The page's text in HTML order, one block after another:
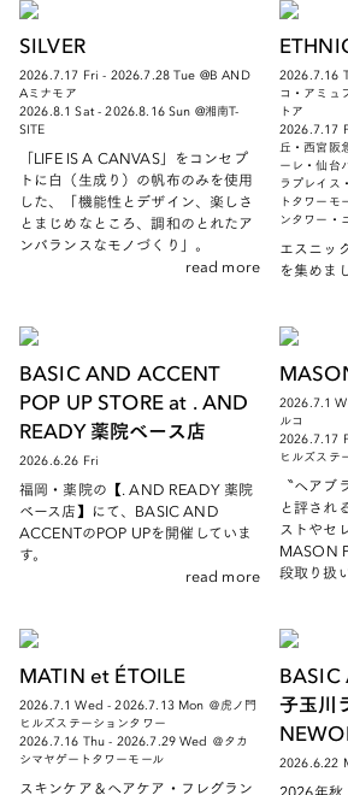
SILVER
2026.7.17 Fri - 2026.7.28 Tue @B AND
Aミナモア
2026.8.1 Sat - 2026.8.16 Sun @湘南T-
SITE
「LIFE IS A CANVAS」をコンセプ
トに白（生成り）の帆布のみを使用
した、「機能性とデザイン、楽しさ
とまじめなところ、調和のとれたア
ンバランスなモノづくり」。
read more
2026.7.16
コ・アミュ
トア
2026.7.17
丘・西宮阪
ーレ・仙台
ラプレイス
トタワーモ
ンタワー・
エスニッ
を集めま
BASIC AND ACCENT
POP UP STORE at . AND
READY 薬院ベース店
2026.6.26 Fri
福岡・薬院の【. AND READY 薬院
ベース店】にて、BASIC AND
ACCENTのPOP UPを開催していま
す。
read more
2026.7.1
ルコ
2026.7.17
ヒルズステ
〝ヘアブ
と評され
ストやセ
MASON
段取り扱
MATIN et ÉTOILE
2026.7.1 Wed - 2026.7.13 Mon ＠虎ノ門
ヒルズステーションタワー
2026.7.16 Thu - 2026.7.29 Wed ＠タカ
シマヤゲートタワーモール
スキンケア＆ヘアケア・フレグラン
BASIC
子玉
2026.6.22